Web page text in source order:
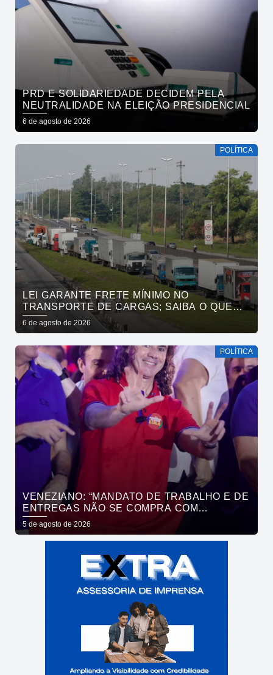
PRD E SOLIDARIEDADE DECIDEM PELA
NEUTRALIDADE NA ELEIÇÃO PRESIDENCIAL
6 de agosto de 2026
POLÍTICA
LEI GARANTE FRETE MÍNIMO NO
TRANSPORTE DE CARGAS; SAIBA O QUE
MUDA
6 de agosto de 2026
POLÍTICA
VENEZIANO: “MANDATO DE TRABALHO E DE
ENTREGAS NÃO SE COMPRA COM
DINHEIRO, SE CONQUISTA COM TRABALHO”
5 de agosto de 2026